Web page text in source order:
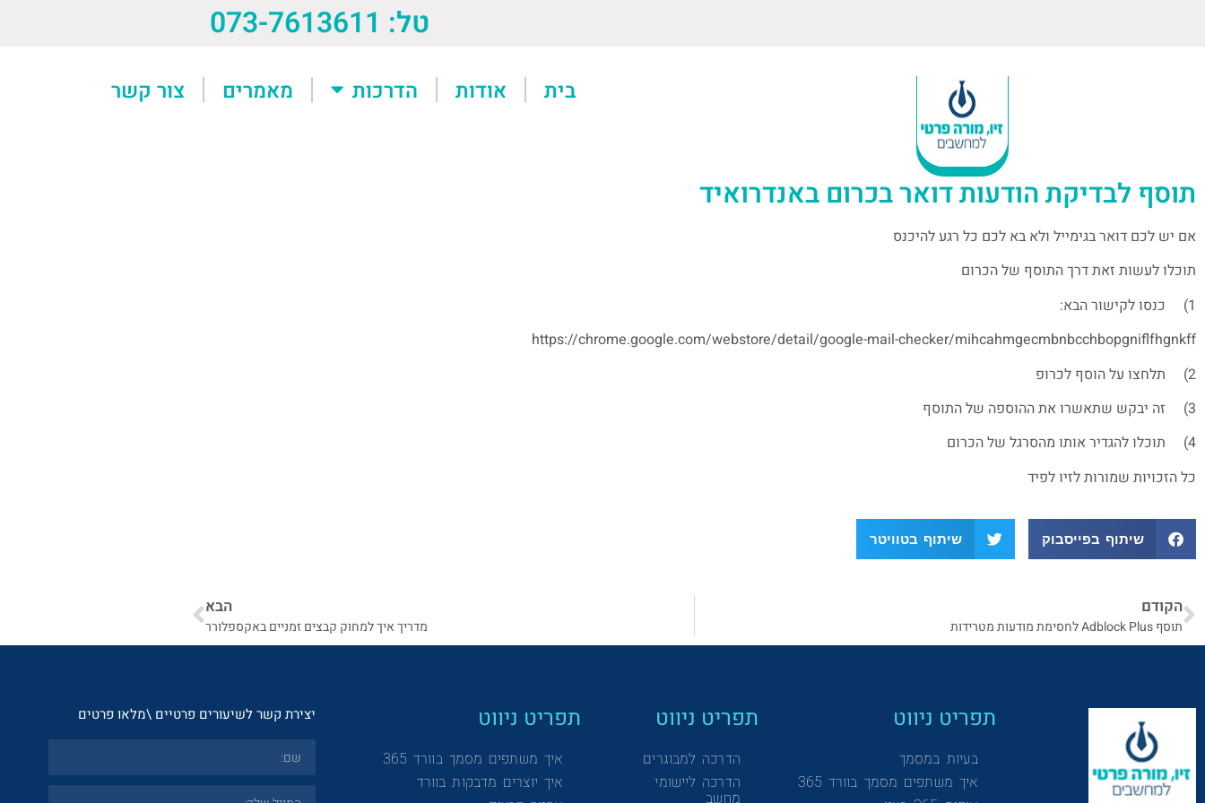
טל: 073-7613611
בית אודות הדרכות מאמרים צור קשר
תוסף לבדיקת הודעות דואר בכרום באנדרואיד
אם יש לכם דואר בגימייל ולא בא לכם כל רגע להיכנס
תוכלו לעשות זאת דרך התוסף של הכרום
1) כנסו לקישור הבא:
https://chrome.google.com/webstore/detail/google-mail-checker/mihcahmgecmbnbcchbopgniflfhgnkff
2) תלחצו על הוסף לכרופ
3) זה יבקש שתאשרו את ההוספה של התוסף
4) תוכלו להגדיר אותו מהסרגל של הכרום
כל הזכויות שמורות לזיו לפיד
שיתוף בפייסבוק שיתוף בטוויטר
הקודם
תוסף Adblock Plus לחסימת מודעות מטרידות
הבא
מדריך איך למחוק קבצים זמניים באקספלורר
תפריט ניווט
בעיות במסמך
איך משתפים מסמך בוורד 365
תפריט ניווט
הדרכה למבוגרים
הדרכה ליישומי
מחשב
תפריט ניווט
איך משתפים מסמך בוורד 365
איך יוצרים מדבקות בוורד
יצירת קשר לשיעורים פרטיים \מלאו פרטים